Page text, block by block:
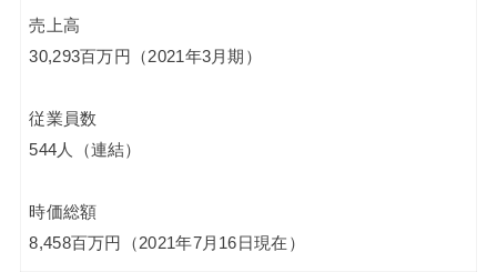
売上高
30,293百万円（2021年3月期）
従業員数
544人（連結）
時価総額
8,458百万円（2021年7月16日現在）